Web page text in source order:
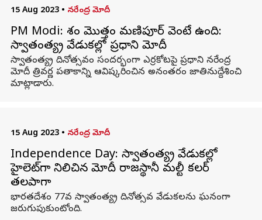
15 Aug 2023 • నరేంద్ర మోదీ
PM Modi: దేశం మొత్తం మణిపూర్ వెంటే ఉంది:
స్వాతంత్య్ర వేడుకల్లో ప్రధాని మోదీ
స్వాతంత్య్ర దినోత్సవం సందర్భంగా ఎర్రకోటపై ప్రధాని నరేంద్ర
మోదీ త్రివర్ణ పతాకాన్ని ఆవిష్కరించిన అనంతరం జాతినుద్దేశించి
మాట్లాడారు.
15 Aug 2023 • నరేంద్ర మోదీ
Independence Day: స్వాతంత్య్ర వేడుకల్లో
హైలెట్‌గా నిలిచిన మోదీ రాజస్థానీ మల్టీ కలర్
తలపాగా
భారతదేశం 77వ స్వాతంత్య్ర దినోత్సవ వేడుకలను ఘనంగా
జరుగుపుకుంటోంది.